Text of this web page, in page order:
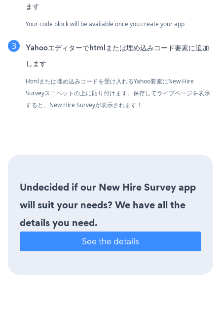
ます
Your code block will be available once you create your app
Yahooエディターでhtmlまたは埋め込みコード要素に追加
します
Htmlまたは埋め込みコードを受け入れるYahoo要素にNew Hire
Surveyスニペットの上に貼り付けます。保存してライブページを表示
すると、New Hire Surveyが表示されます！
Undecided if our New Hire Survey app
will suit your needs? We have all the
details you need.
See the details